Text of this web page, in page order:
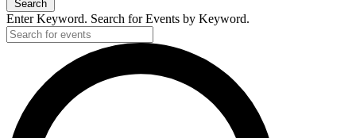
Search
Enter Keyword. Search for Events by Keyword.